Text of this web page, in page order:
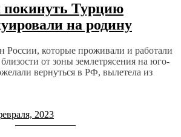
Турцию
на родину
России, которые проживали и работали
от зоны землетрясения на юго-
вернуться в РФ, вылетела из
2023